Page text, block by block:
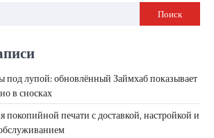
Поиск
лупой: обновлённый Займхаб показывает
в сносках
покопийной печати с доставкой, настройкой и